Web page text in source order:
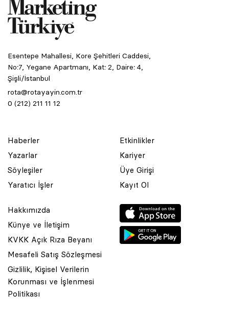
Esentepe Mahallesi, Kore Şehitleri Caddesi,
No:7, Yegane Apartmanı, Kat: 2, Daire: 4,
Şişli/İstanbul
rota@rotayayin.com.tr
0 (212) 211 11 12
Haberler
Yazarlar
Söyleşiler
Yaratıcı İşler
Etkinlikler
Kariyer
Üye Girişi
Kayıt Ol
Hakkımızda
Künye ve İletişim
KVKK Açık Rıza Beyanı
Mesafeli Satış Sözleşmesi
Gizlilik, Kişisel Verilerin
Korunması ve İşlenmesi
Politikası
© 2001 Rota Yayın Yapım Tanıtım Tic. Ltd. Şti. Bu Sitede Bulunan